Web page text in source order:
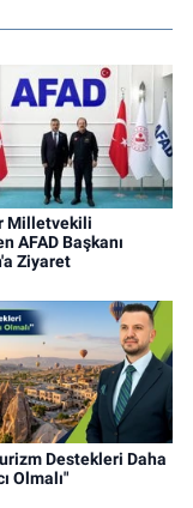
Milletvekili
AFAD Başkanı
Ziyaret
Destekleri Daha
Olmalı"